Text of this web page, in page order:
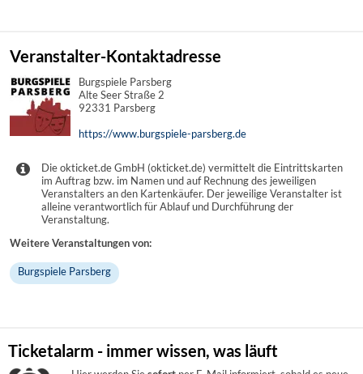
Veranstalter-Kontaktadresse
Burgspiele Parsberg
Alte Seer Straße 2
92331 Parsberg
https://www.burgspiele-parsberg.de
Die okticket.de GmbH (okticket.de) vermittelt die Eintrittskarten
im Auftrag bzw. im Namen und auf Rechnung des jeweiligen
Veranstalters an den Kartenkäufer. Der jeweilige Veranstalter ist
alleine verantwortlich für Ablauf und Durchführung der
Veranstaltung.
Weitere Veranstaltungen von:
Burgspiele Parsberg
Ticketalarm - immer wissen, was läuft